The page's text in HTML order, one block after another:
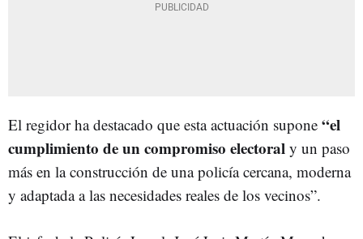
El regidor ha destacado que esta actuación supone “el
cumplimiento de un compromiso electoral y un paso
más en la construcción de una policía cercana, moderna
y adaptada a las necesidades reales de los vecinos”.